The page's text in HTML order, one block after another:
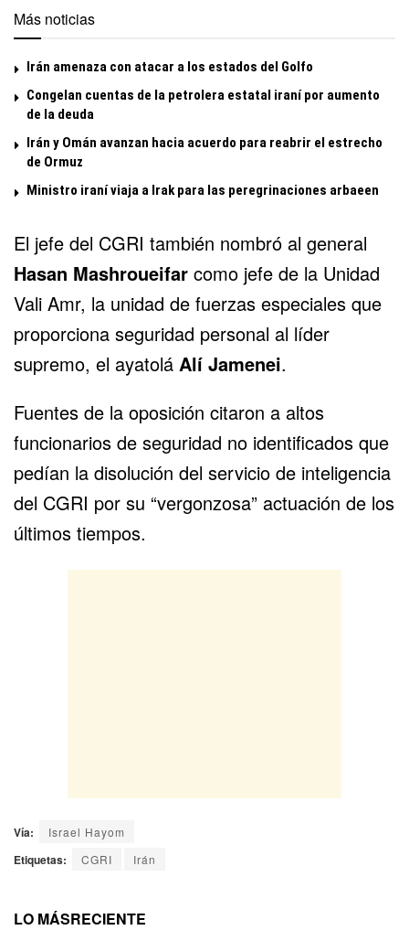
Más noticias
Irán amenaza con atacar a los estados del Golfo
Congelan cuentas de la petrolera estatal iraní por aumento
de la deuda
Irán y Omán avanzan hacia acuerdo para reabrir el estrecho
de Ormuz
Ministro iraní viaja a Irak para las peregrinaciones arbaeen
El jefe del CGRI también nombró al general
Hasan Mashroueifar como jefe de la Unidad
Vali Amr, la unidad de fuerzas especiales que
proporciona seguridad personal al líder
supremo, el ayatolá Alí Jamenei.
Fuentes de la oposición citaron a altos
funcionarios de seguridad no identificados que
pedían la disolución del servicio de inteligencia
del CGRI por su “vergonzosa” actuación de los
últimos tiempos.
Vía: Israel Hayom
Etiquetas: CGRI Irán
LO MÁSRECIENTE